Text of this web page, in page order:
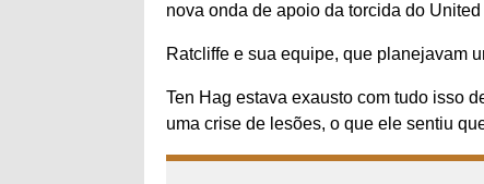
nova onda de apoio da torcida do United
Ratcliffe e sua equipe, que planejavam
Ten Hag estava exausto com tudo isso
uma crise de lesões, o que ele sentiu